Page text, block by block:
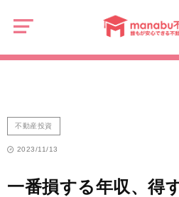
一番損する年収、得する年収はいくら
不動産投資
2023/11/13
一番損する年収、得